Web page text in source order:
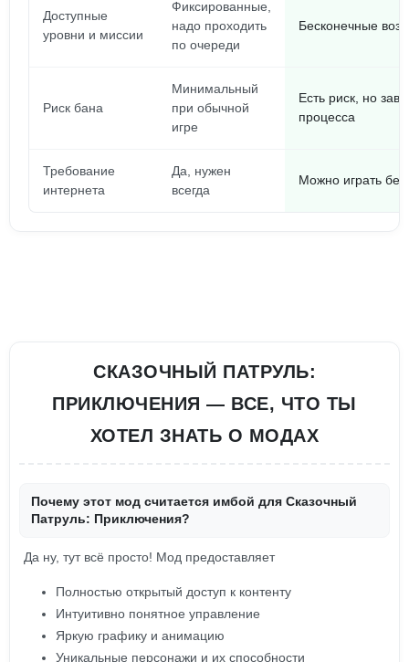
Доступные
уровни и миссии
Фиксированные,
надо проходить
по очереди
Бесконечные
Риск бана
Минимальный
при обычной
игре
Есть риск, но
процесса
Требование
интернета
Да, нужен
всегда
Можно играть
СКАЗОЧНЫЙ ПАТРУЛЬ:
ПРИКЛЮЧЕНИЯ — ВСЕ, ЧТО ТЫ
ХОТЕЛ ЗНАТЬ О МОДАХ
Почему этот мод считается имбой для Сказочный
Патруль: Приключения?
Да ну, тут всё просто! Мод предоставляет
Полностью открытый доступ к контенту
Интуитивно понятное управление
Яркую графику и анимацию
Уникальные персонажи и их способности